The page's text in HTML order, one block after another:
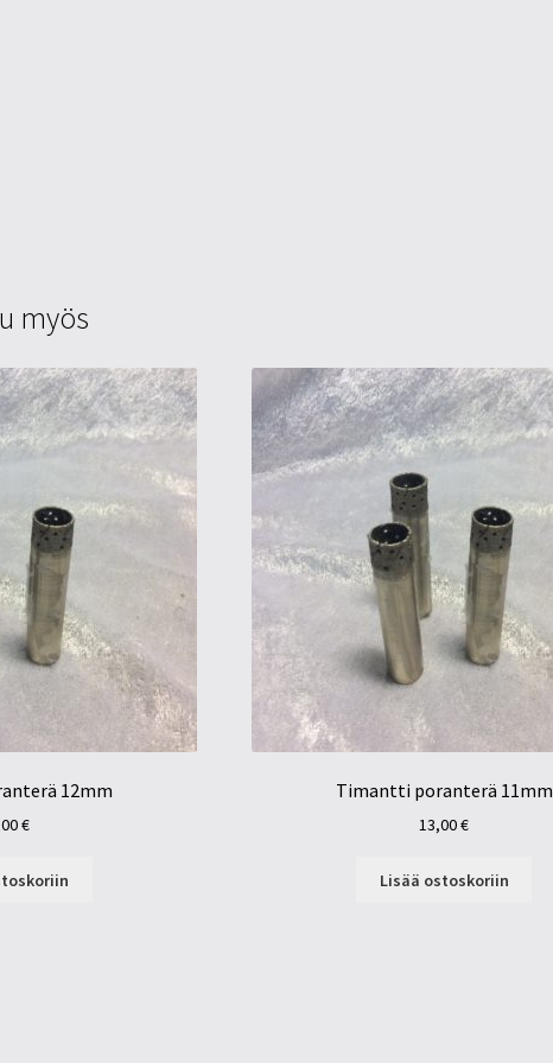
myös
12mm
€
Timantti poranterä 11mm
13,00€
Lisää ostoskoriin